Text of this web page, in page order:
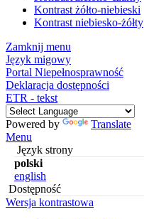
Kontrast żółto-niebieski
Kontrast niebiesko-żółty
Zamknij menu
Język migowy
Portal Niepełnosprawność
Deklaracja dostępności
ETR - tekst
Powered by
Translate
Menu
Język strony
polski
english
Dostępność
Wersja kontrastowa